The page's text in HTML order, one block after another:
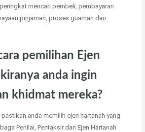
mencari pembeli, pembayaran
pinjaman, proses guaman dan
pemilihan Ejen
anda ingin
khidmat mereka?
anda memilih ejen hartanah yang
Penilai, Pentaksir dan Ejen Hartanah